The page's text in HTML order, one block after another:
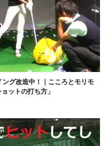
グ改造中！｜こころとモリモ
ットの打ち方」